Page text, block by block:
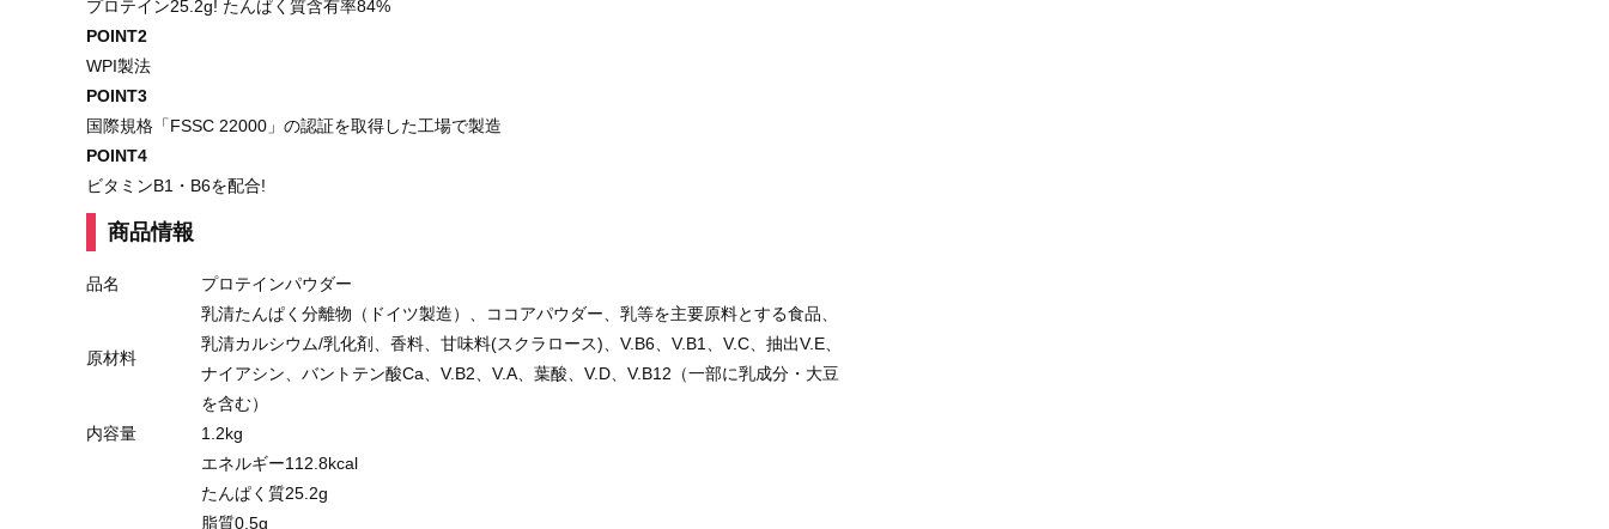
プロテイン25.2g! たんぱく質含有率84%
POINT2
WPI製法
POINT3
国際規格「FSSC 22000」の認証を取得した工場で製造
POINT4
ビタミンB1・B6を配合!
商品情報
品名 プロテインパウダー
原材料
乳清たんぱく分離物（ドイツ製造）、ココアパウダー、乳等を主要原料とする食品、
乳清カルシウム/乳化剤、香料、甘味料(スクラロース)、V.B6、V.B1、V.C、抽出V.E、
ナイアシン、バントテン酸Ca、V.B2、V.A、葉酸、V.D、V.B12（一部に乳成分・大豆
を含む）
内容量
1.2kg
エネルギー112.8kcal
たんぱく質25.2g
脂質0.5g